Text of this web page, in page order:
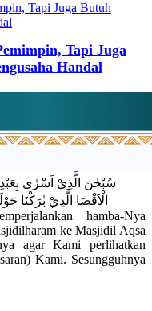
Tapi Juga
Handal
سُبْحٰنَ الَّذِيْٓ اَسْرٰى
الْاَقْصَا الَّذِيْ بٰرَكْنَا
hamba-Nya
ke Masjidil Aqsa
agar Kami perlihatkan
Kami. Sesungguhnya